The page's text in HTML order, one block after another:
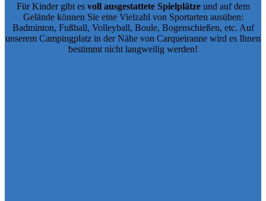
Für Kinder gibt es voll ausgestattete Spielplätzeund auf dem
Gelände können Sie eine Vielzahl von Sportarten ausüben:
Badminton, Fußball, Volleyball, Boule, Bogenschießen, etc. Auf
unserem Campingplatz in der Nähe von Carqueiranne wird es Ihnen
bestimmt nicht langweilig werden!